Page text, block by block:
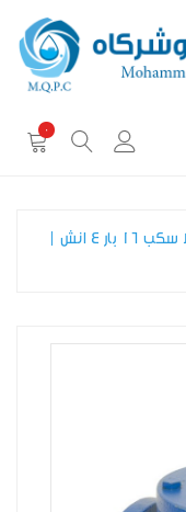
0
رداد خط سكب 16 بار 4 انش |